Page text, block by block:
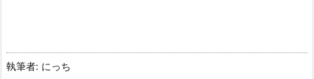
執筆者: にっち